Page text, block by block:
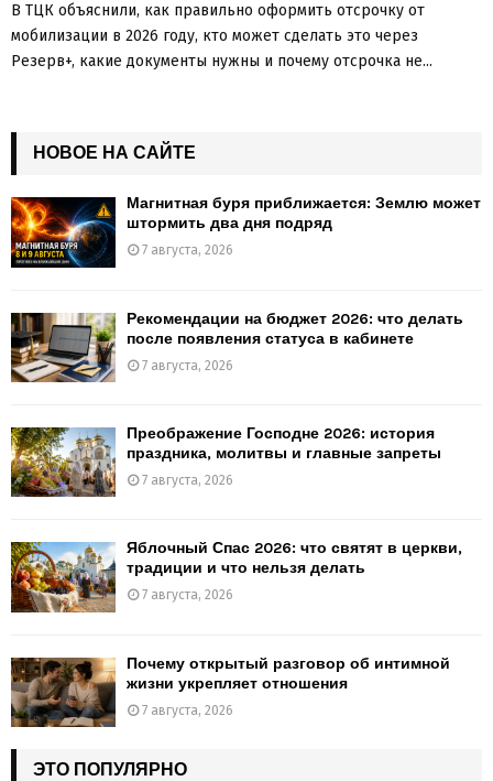
В ТЦК объяснили, как правильно оформить отсрочку от
мобилизации в 2026 году, кто может сделать это через
Резерв+, какие документы нужны и почему отсрочка не...
НОВОЕ НА САЙТЕ
Магнитная буря приближается: Землю может
штормить два дня подряд
7 августа, 2026
Рекомендации на бюджет 2026: что делать
после появления статуса в кабинете
7 августа, 2026
Преображение Господне 2026: история
праздника, молитвы и главные запреты
7 августа, 2026
Яблочный Спас 2026: что святят в церкви,
традиции и что нельзя делать
7 августа, 2026
Почему открытый разговор об интимной
жизни укрепляет отношения
7 августа, 2026
ЭТО ПОПУЛЯРНО